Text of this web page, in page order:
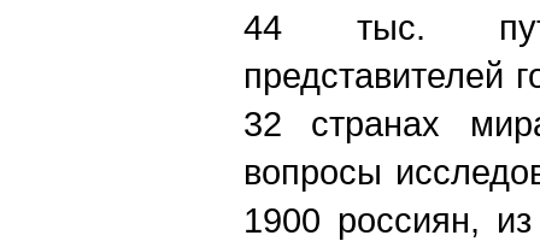
44 тыс.
представителей
32 странах
вопросы
1900 россиян,